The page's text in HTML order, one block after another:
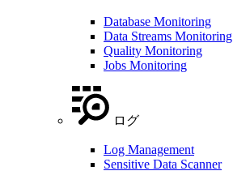
Database Monitoring
Data Streams Monitoring
Quality Monitoring
Jobs Monitoring
ログ
Log Management
Sensitive Data Scanner